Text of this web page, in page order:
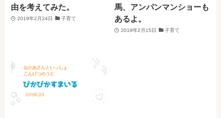
由を考えてみた。
2019年2月24日 子育て
馬、アンパンマンショーも
あるよ。
2019年2月15日 子育て